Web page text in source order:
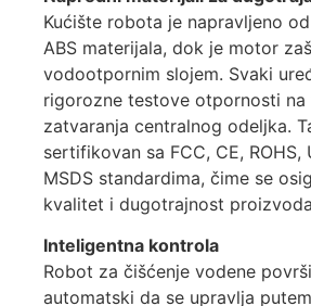
Kućište robota je napravljeno
ABS materijala, dok je motor
vodootpornim slojem. Svaki
rigorozne testove otpornosti
zatvaranja centralnog odeljka.
sertifikovan sa FCC, CE, ROHS,
MSDS standardima, čime se
kvalitet i dugotrajnost
Inteligentna kontrola
Robot za čišćenje vodene
automatski da se upravlja